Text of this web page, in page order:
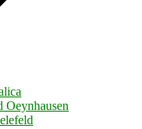
Oeynhausen